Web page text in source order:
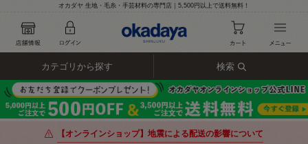
オカダヤ 生地・毛糸・手芸材料の専門店｜5,500円以上で送料無料！
カテゴリから探す 検索
【オンラインショップ】地震による配送の影響について